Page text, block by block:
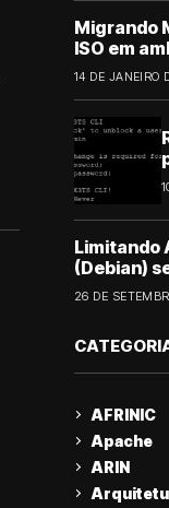
Migrando
ISO em
14 DE JANEIRO
Limitando
(Debian)
26 DE
AFRINIC
Apache
ARIN